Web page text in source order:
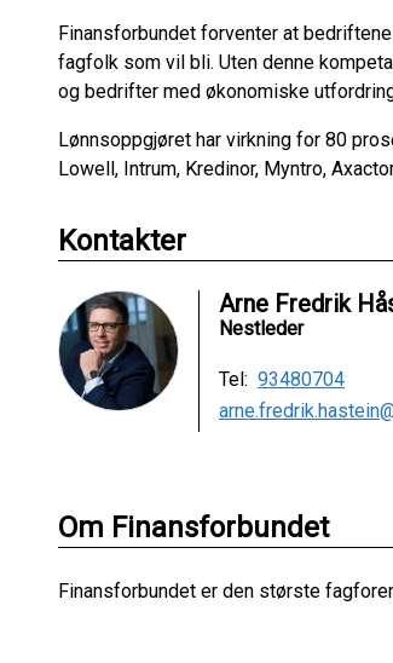
Finansforbundet forventer at
fagfolk som vil bli. Uten denne
og bedrifter med økonomiske
Lønnsoppgjøret har virkning for 80
Lowell, Intrum, Kredinor, Myntro,
Kontakter
Arne Fredrik
Nestleder
Tel: 93480704
Om Finansforbundet
Finansforbundet er den største